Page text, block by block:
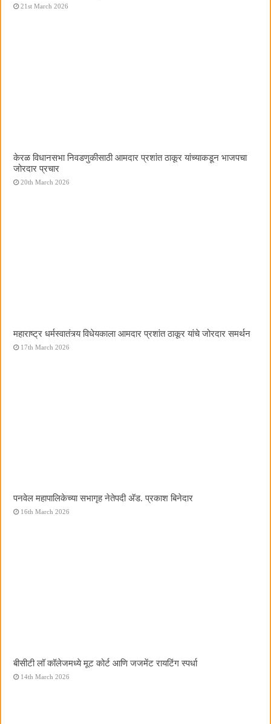
21st March 2026
केरळ विधानसभा निवडणुकीसाठी आमदार प्रशांत ठाकूर यांच्याकडून भाजपचा
जोरदार प्रचार
20th March 2026
महाराष्ट्र धर्मस्वातंत्र्य विधेयकाला आमदार प्रशांत ठाकूर यांचे जोरदार समर्थन
17th March 2026
पनवेल महापालिकेच्या सभागृह नेतेपदी अ‍ॅड. प्रकाश बिनेदार
16th March 2026
बीसीटी लॉ कॉलेजमध्ये मूट कोर्ट आणि जजमेंट रायटिंग स्पर्धा
14th March 2026